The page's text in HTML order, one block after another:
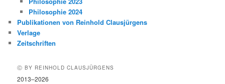
Philosophie 2024
Publikationen von Reinhold Clausjürgens
Verlage
Zeitschriften
Ⓒ BY REINHOLD CLAUSJÜRGENS
2013–2026